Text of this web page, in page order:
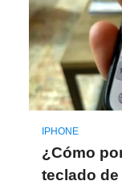
IPHONE
¿Cómo
teclado